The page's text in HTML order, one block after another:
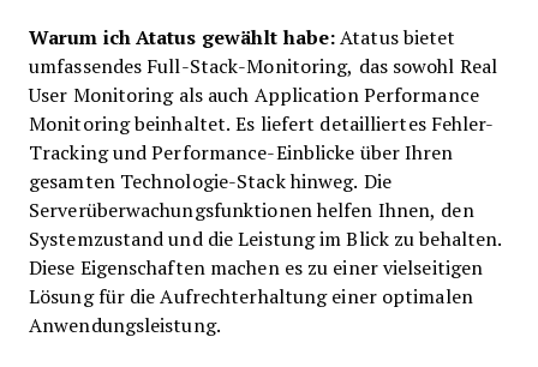
Warum ich Atatus gewählt habe: Atatus bietet
umfassendes Full-Stack-Monitoring, das sowohl Real
User Monitoring als auch Application Performance
Monitoring beinhaltet. Es liefert detailliertes Fehler-
Tracking und Performance-Einblicke über Ihren
gesamten Technologie-Stack hinweg. Die
Serverüberwachungsfunktionen helfen Ihnen, den
Systemzustand und die Leistung im Blick zu behalten.
Diese Eigenschaften machen es zu einer vielseitigen
Lösung für die Aufrechterhaltung einer optimalen
Anwendungsleistung.